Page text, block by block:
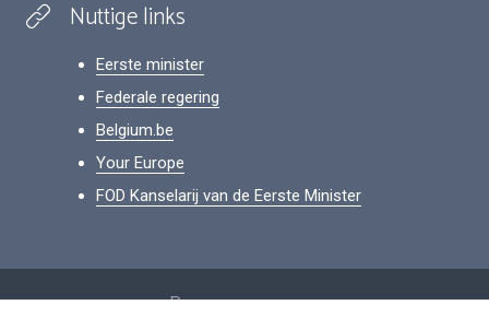
Nuttige links
Eerste minister
Federale regering
Belgium.be
Your Europe
FOD Kanselarij van de Eerste Minister
Persoonsgegevens